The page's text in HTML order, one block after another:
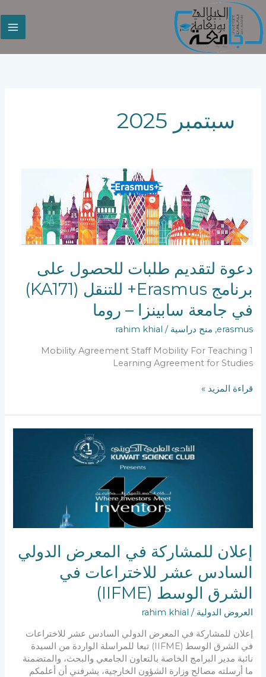
تخطي
إلى
المحتوى
سبتمبر 2025
دعوة لتقديم طلبات للحصول على
برنامج Erasmus+ للتنقل (KA171)
في جامعة سابينزا – روما
erasmus
, منح دراسية /
rahim khial
Mobility Agreement Staff Mobility For Teaching 1
Learning Agreement for Studies
على
برنامج
Erasmus+
(KA171)
جامعة
سابينزا
روما
قراءة المزيد »
إعلان للمشاركة في المعرض الدولي
السادس عشر للاختراعات في
الشرق الوسط (IIFME)‎
العروض الدولية /
rahim khial
إعلان للمشاركة في المعرض الدولي السادس عشر للاختراعات
في الشرق الوسط (IIFME) تبعا للمراسلة الواردة من السيدة
نائبة مدير البرامج الخاصة بالتعاون الجامعي والبحث، والمتضمنة
ما أرسلته مصالح وزارة الشؤون الخارجية، يشرفني أن أعلمكم
الشرق
الوسط